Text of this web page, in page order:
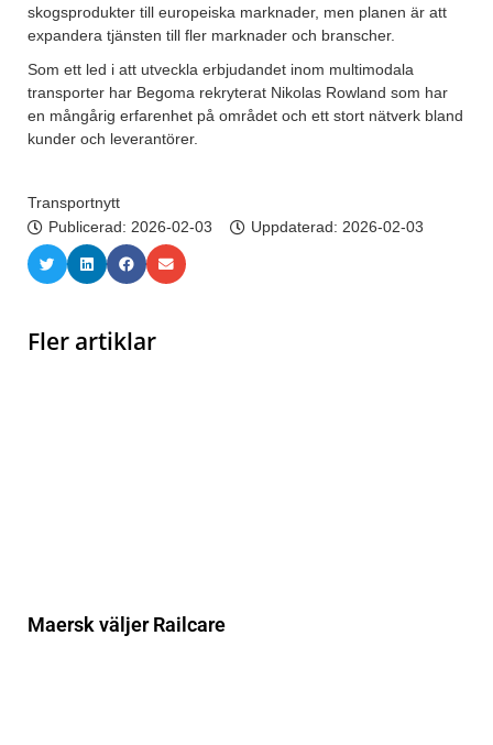
skogsprodukter till europeiska marknader, men planen är att
expandera tjänsten till fler marknader och branscher.
Som ett led i att utveckla erbjudandet inom multimodala
transporter har Begoma rekryterat Nikolas Rowland som har
en mångårig erfarenhet på området och ett stort nätverk bland
kunder och leverantörer.
Transportnytt
Publicerad: 2026-02-03 Uppdaterad: 2026-02-03
Fler artiklar
Maersk väljer Railcare